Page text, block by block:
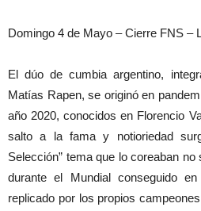
Domingo 4 de Mayo – Cierre FNS –
El dúo de cumbia argentino,
Matías Rapen, se originó en
año 2020, conocidos en Florencio
salto a la fama y notioriedad
Selección” tema que lo coreaban
durante el Mundial conseguido
replicado por los propios